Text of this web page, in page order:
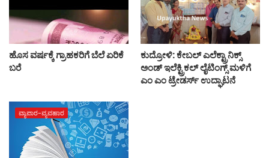
ಹೊಸ ವರ್ಷಕ್ಕೆ ಗ್ರಾಹಕರಿಗೆ ಬೆಲೆ ಏರಿಕೆ
ಬರೆ
ಕುದ್ರೋಳಿ: ಕೇಬಲ್‌ ಎಲೆಕ್ಟ್ರಾನಿಕ್ಸ್
ಅಂಡ್ ಇಲೆಕ್ಟ್ರಿಕಲ್ ಲೈಟಿಂಗ್ಸ್ ಮಳಿಗೆ
ಎಂ ಎಂ ಟ್ರೇಡರ್ಸ್ ಉದ್ಘಾಟನೆ
ವ್ಯಾಪಾರ-ವ್ಯವಹಾರ